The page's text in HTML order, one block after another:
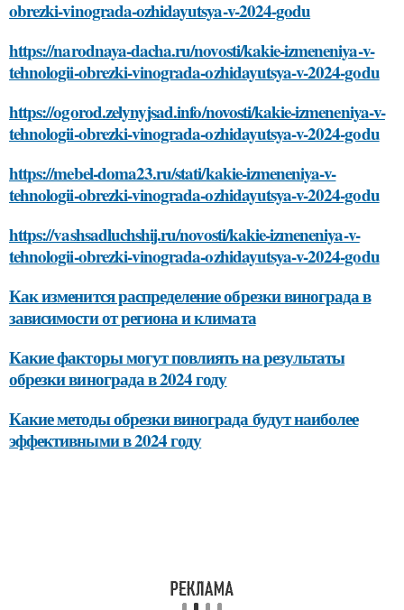
obrezki-vinograda-ozhidayutsya-v-2024-godu
https://narodnaya-dacha.ru/novosti/kakie-izmeneniya-v-
tehnologii-obrezki-vinograda-ozhidayutsya-v-2024-godu
https://ogorod.zelynyjsad.info/novosti/kakie-izmeneniya-v-
tehnologii-obrezki-vinograda-ozhidayutsya-v-2024-godu
https://mebel-doma23.ru/stati/kakie-izmeneniya-v-
tehnologii-obrezki-vinograda-ozhidayutsya-v-2024-godu
https://vashsadluchshij.ru/novosti/kakie-izmeneniya-v-
tehnologii-obrezki-vinograda-ozhidayutsya-v-2024-godu
Как изменится распределение обрезки винограда в
зависимости от региона и климата
Какие факторы могут повлиять на результаты
обрезки винограда в 2024 году
Какие методы обрезки винограда будут наиболее
эффективными в 2024 году